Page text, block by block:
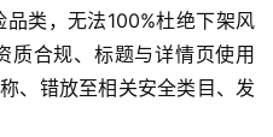
类，无法100%杜绝下架风
质合规、标题与详情页使用
、错放至相关安全类目、发